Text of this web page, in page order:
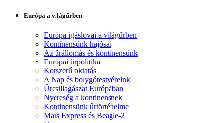
Európa a világűrben
Európa igáslovai a világűrben
Kontinensünk hajósai
Az űrállomás és kontinensünk
Európai űrpolitika
Korszerű oktatás
A Nap és bolygótestvéreink
Űrcsillagászat Európában
Nyereség a kontinensnek
Kontinensünk űrtörténelme
Mars Express és Beagle-2